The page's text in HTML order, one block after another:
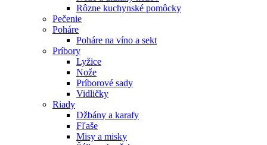
Rôzne kuchynské pomôcky
Pečenie
Poháre
Poháre na víno a sekt
Príbory
Lyžice
Nože
Príborové sady
Vidličky
Riady
Džbány a karafy
Fľaše
Misy a misky